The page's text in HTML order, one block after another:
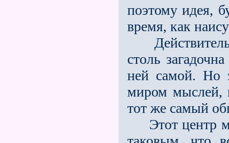
поэтому идея,
время, как
столь
ней самой. Но
миром
тот же самый
Этот центр